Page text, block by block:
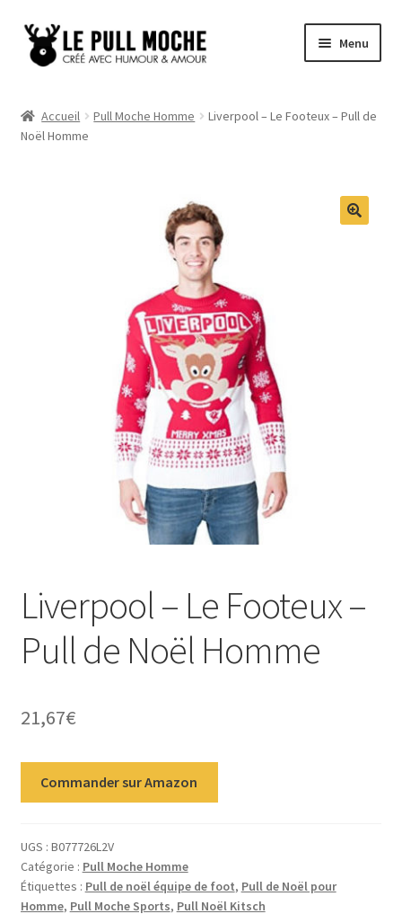
Aller
Aller
au
Menu
Pull Noël Femme
Accueil Pull Moche Homme
Liverpool – Le Footeux – Pull de
Noël Homme
Liverpool – Le Footeux –
Pull de Noël Homme
21,67€
Commander sur Amazon
UGS : B077726L2V
Catégorie : Pull Moche Homme
Étiquettes : Pull de noël équipe de foot, Pull de Noël pour
Homme, Pull Moche Sports, Pull Noël Kitsch